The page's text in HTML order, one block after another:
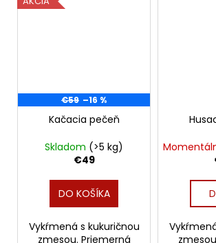
€59 –16 %
Kačacia pečeň
Skladom (>5 kg)
€49
DO KOŠÍKA
Vykŕmená s kukuričnou
zmesou. Priemerná